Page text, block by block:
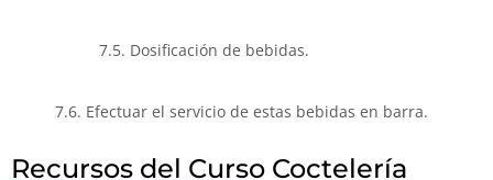
7.5. Dosificación de bebidas.
7.6. Efectuar el servicio de estas bebidas en barra.
Recursos del Curso Coctelería